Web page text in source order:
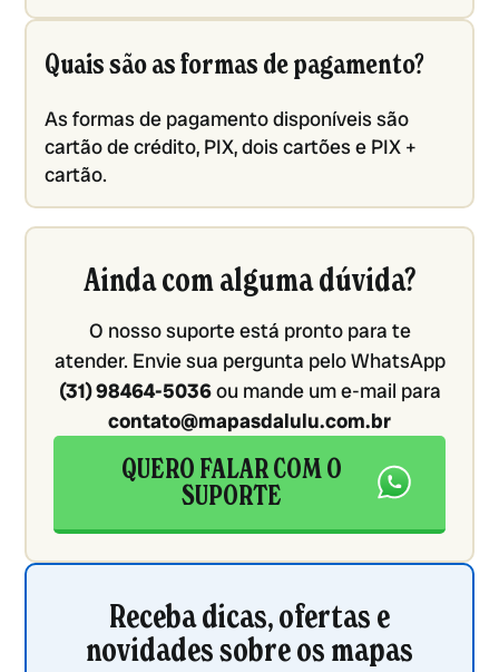
Quais são as formas de pagamento?
As formas de pagamento disponíveis são
cartão de crédito, PIX, dois cartões e PIX +
cartão.
Ainda com alguma dúvida?
O nosso suporte está pronto para te
atender. Envie sua pergunta pelo WhatsApp
(31) 98464-5036ou mande um e-mail para
contato@mapasdalulu.com.br
QUERO FALAR COM O
SUPORTE
Receba dicas, ofertas e
novidades sobre os mapas